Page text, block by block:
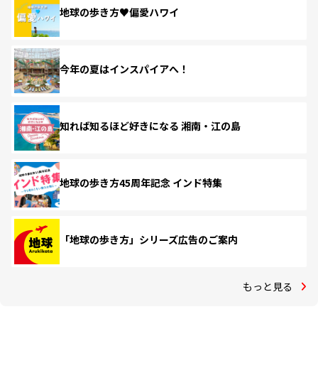
地球の歩き方♥偏愛ハワイ
今年の夏はインスパイアへ！
知れば知るほど好きになる 湘南・江の島
地球の歩き方45周年記念 インド特集
「地球の歩き方」シリーズ広告のご案内
もっと見る